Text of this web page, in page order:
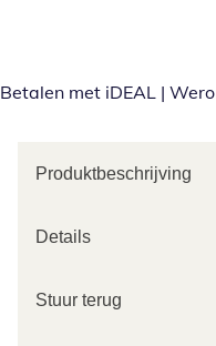
Betalen met iDEAL | Wero
Produktbeschrijving
Details
Stuur terug